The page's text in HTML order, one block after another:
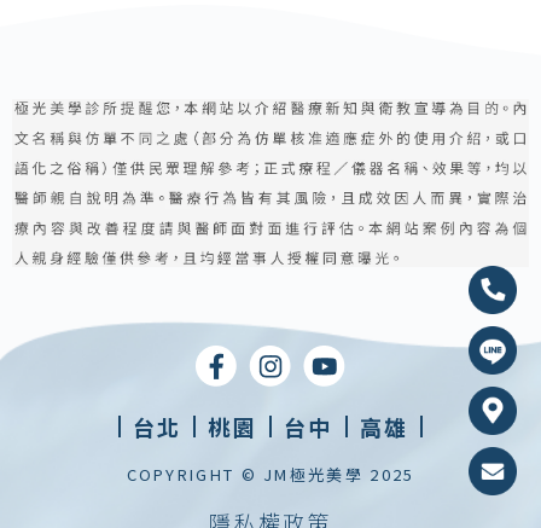
台北 桃園 台中 高雄
COPYRIGHT © JM極光美學 2025
隱私權政策